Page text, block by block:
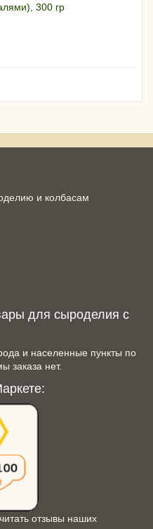
300 гр
и колбасам
для сыроделия с
и населенные пункты по
заказа нет.
отзывы наших